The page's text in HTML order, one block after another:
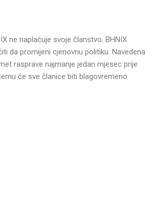
ne naplaćuje svoje članstvo. BHNIX
da promijeni cjenovnu politiku. Navedena
rasprave najmanje jedan mjesec prije
će sve članice biti blagovremeno